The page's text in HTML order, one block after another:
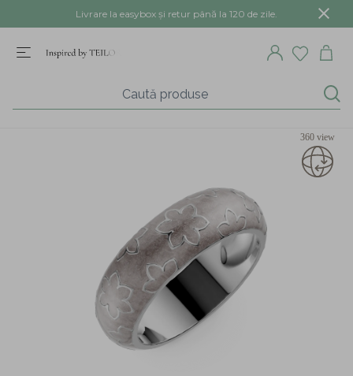
Livrare la easybox și retur până la 120 de zile.
360 view